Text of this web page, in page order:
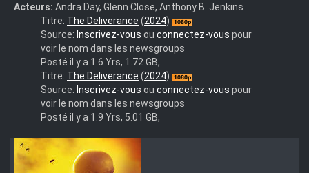
Acteurs: Andra Day, Glenn Close, Anthony B. Jenkins
Titre: The Deliverance (2024)
Source: Inscrivez-vous ou connectez-vous pour
voir le nom dans les newsgroups
Posté il y a 1.6 Yrs, 1.72 GB,
The.Deliverance.2024.1080p.NF.WEB-
DL.DDP5.1.Atmos.H.264-
Titre: The Deliverance (2024)
Source: Inscrivez-vous ou connectez-vous pour
voir le nom dans les newsgroups
Posté il y a 1.9 Yrs, 5.01 GB,